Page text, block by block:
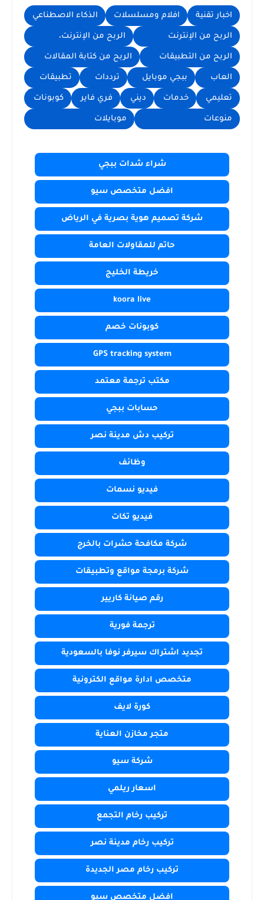
اخبار تقنية افلام ومسلسلات الذكاء الاصطناعي
الربح من الإنترنت الربح من الإنترنت،
الربح من التطبيقات الربح من كتابة المقالات
العاب ببجي موبايل ترددات تطبيقات
تعليمي خدمات ديني فري فاير كوبونات
منوعات موبايلات
شراء شدات ببجي
افضل متخصص سيو
شركة تصميم هوية بصرية في الرياض
حاتم للمقاولات العامة
خريطة الخليج
koora live
كوبونات خصم
GPS tracking system
مكتب ترجمة معتمد
حسابات ببجي
تركيب دش مدينة نصر
وظائف
فيديو نسمات
فيديو تكات
شركة مكافحة حشرات بالخرج
شركة برمجة مواقع وتطبيقات
رقم صيانة كاريير
ترجمة فورية
تجديد اشتراك سيرفر نوفا بالسعودية
متخصص ادارة مواقع الكترونية
كورة لايف
متجر مخازن العناية
شركة سيو
اسعار ريلمي
تركيب رخام التجمع
تركيب رخام مدينة نصر
تركيب رخام مصر الجديدة
افضل متخصص سيو